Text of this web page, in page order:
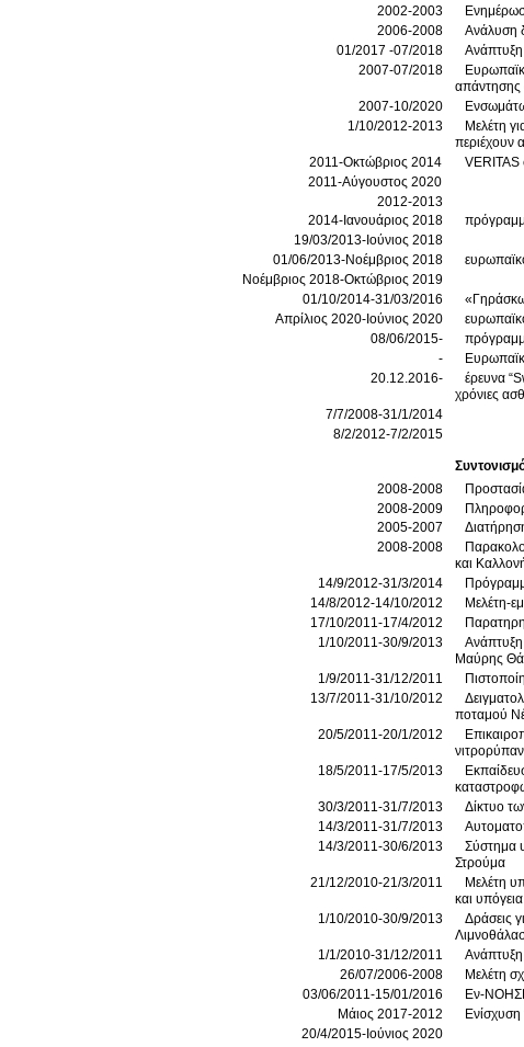
2002-2003
2006-2008
Ανάλυση
01/2017 -07/2018
Ανάπτυξη
2007-07/2018
Ευρωπαϊκό
2007-10/2020
1/10/2012-2013
Μελέτη
περιέχουν
2011-Οκτώβριος 2014
VERITAS
2011-Αύγουστος 2020
2012-2013
2014-Ιανουάριος 2018
19/03/2013-Ιούνιος 2018
01/06/2013-Νοέμβριος 2018
Νοέμβριος 2018-Οκτώβριος 2019
01/10/2014-31/03/2016
«Γηράσκω
Απρίλιος 2020-Ιούνιος 2020
08/06/2015-
-
20.12.2016-
έρευνα
χρόνιες
7/7/2008-31/1/2014
8/2/2012-7/2/2015
2008-2008
2008-2009
2005-2007
2008-2008
και
14/9/2012-31/3/2014
14/8/2012-14/10/2012
Μελέτη-
17/10/2011-17/4/2012
1/10/2011-30/9/2013
Ανάπτυξη
Μαύρης
1/9/2011-31/12/2011
13/7/2011-31/10/2012
ποταμού
20/5/2011-20/1/2012
18/5/2011-17/5/2013
30/3/2011-31/7/2013
Δίκτυο
14/3/2011-31/7/2013
14/3/2011-30/6/2013
Σύστημα
Στρούμα
21/12/2010-21/3/2011
Μελέτη
και
1/10/2010-30/9/2013
Δράσεις
1/1/2010-31/12/2011
Ανάπτυξη
26/07/2006-2008
Μελέτη
03/06/2011-15/01/2016
Εν-
Μάιος 2017-2012
20/4/2015-Ιούνιος 2020